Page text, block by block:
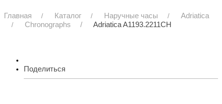
Главная Каталог Наручные часы
Adriatica
Chronographs
Adriatica A1193.2211CH
Поделиться